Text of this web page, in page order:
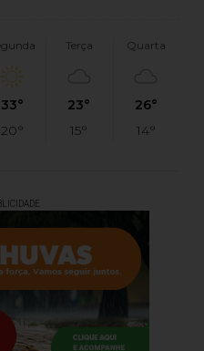
33°
20°
Terça
23°
15°
Quarta
26°
14°